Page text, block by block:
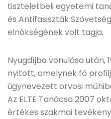
tiszteletbeli egyetemi
és Antifasiszták
elnökségének volt tagja.
Nyugdíjba vonulása után,
nyitott, amelynek fő
úgynevezett orvosi
Az ELTE Tanácsa 2007
értékes szakmai